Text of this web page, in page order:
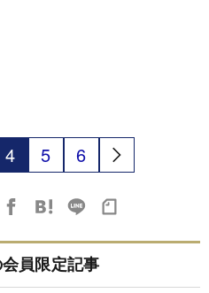
4 5 6
員限定記事